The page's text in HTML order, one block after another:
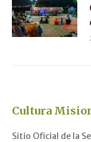
Cultura
Sitio Oficial de la